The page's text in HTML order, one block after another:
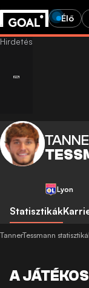
Élő
Lyon
Statisztikák
TannerTessmann
A